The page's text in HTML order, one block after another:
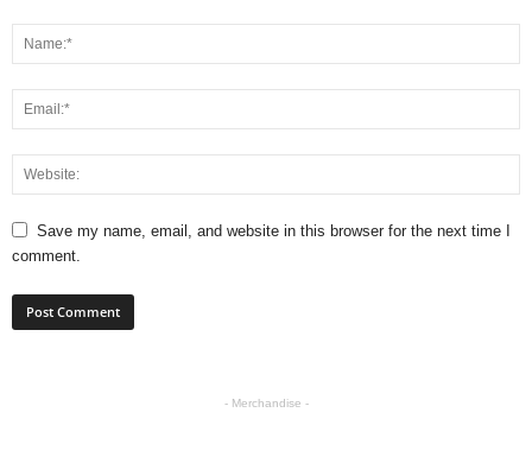
Save my name, email, and website in this browser for the next time I
comment.
- Merchandise -